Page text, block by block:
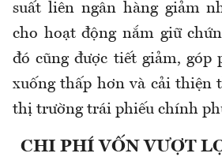
suất liên ngân hàng giảm
cho hoạt động nắm giữ
đó cũng được tiết giảm, góp
xuống thấp hơn và cải thiện
thị trường trái phiếu chính
CHI PHÍ VỐN VƯỢT